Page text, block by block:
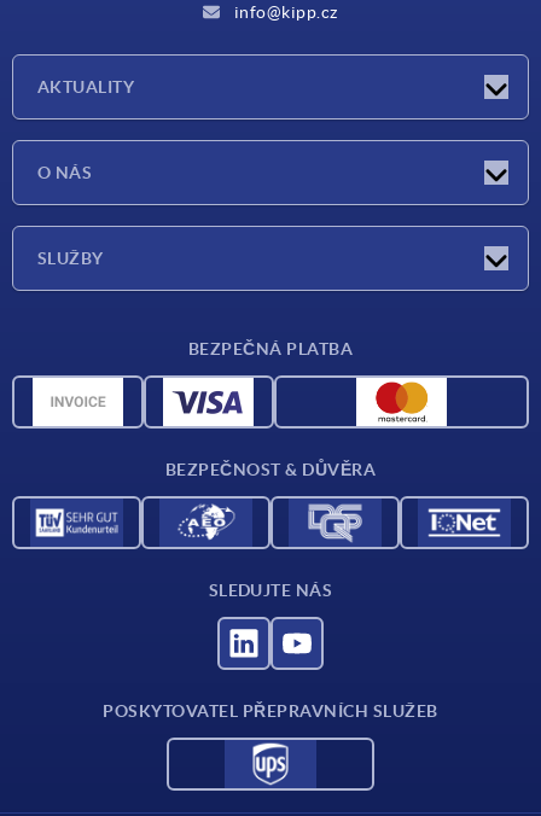
info@kipp.cz
AKTUALITY
O NÁS
SLUŽBY
CAD data
BEZPEČNÁ PLATBA
BEZPEČNOST & DŮVĚRA
SLEDUJTE NÁS
POSKYTOVATEL PŘEPRAVNÍCH SLUŽEB